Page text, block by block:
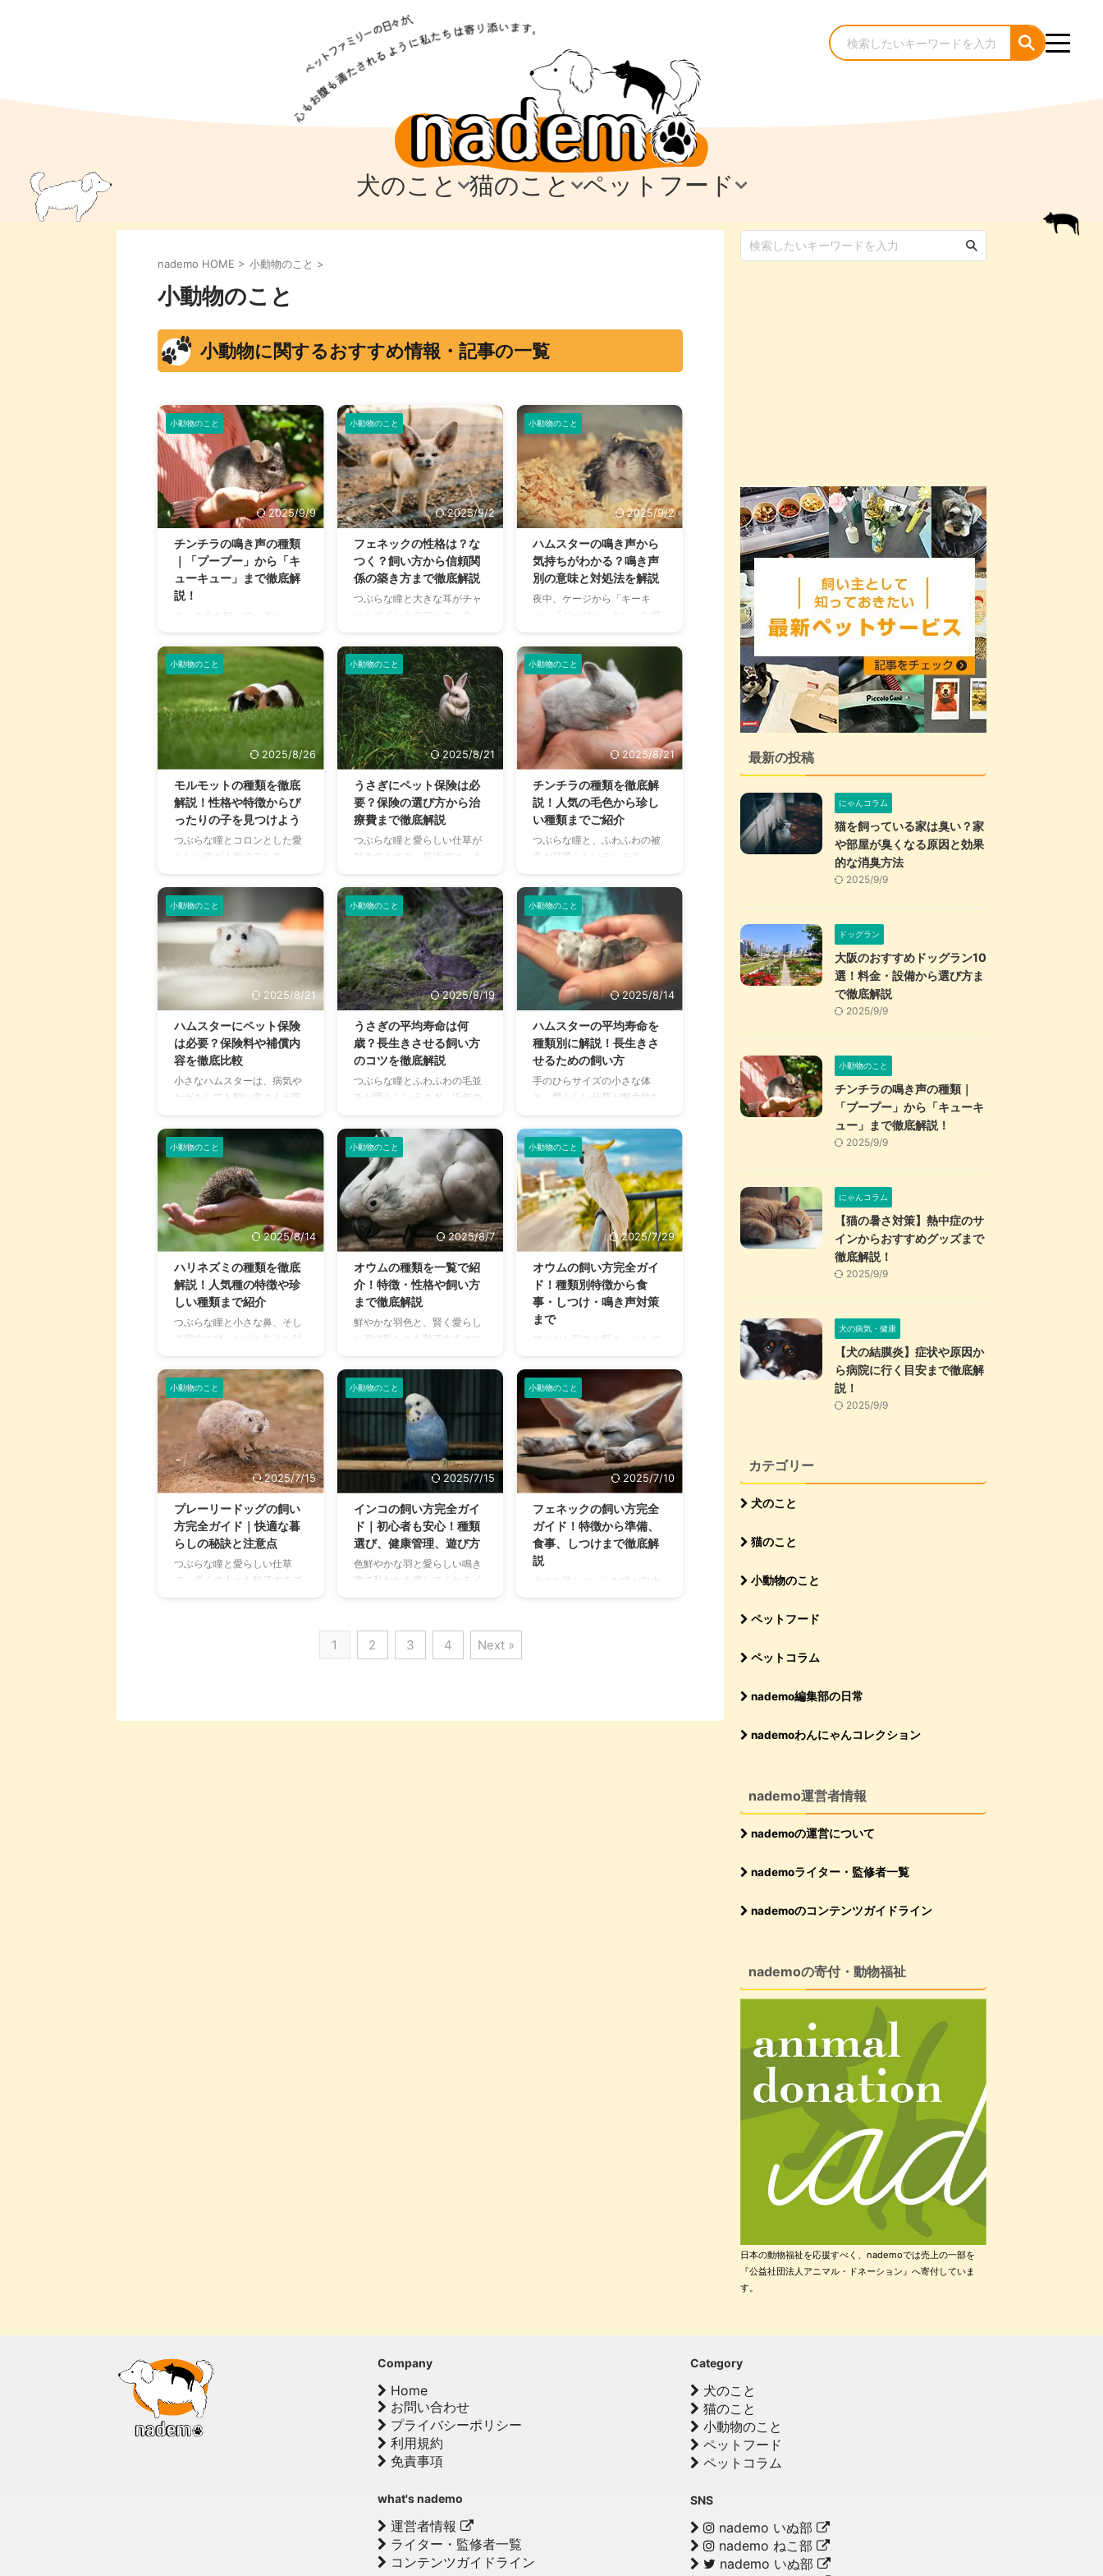
犬のこと
犬のこと
犬のケア・お手入れ
犬のしつけ
犬のアイテム
猫のこと
猫のこと
猫のケア・お手入れ
猫のしつけ
猫のアイテム
ペットフード
ペットフード
nademo HOME > 小動物のこと >
小動物のこと
小動物に関するおすすめ情報・記事の一覧
小動物のこと
2025/9/9
チンチラの鳴き声の種類
｜「プープー」から「キ
ューキュー」まで徹底解
説！
チンチラを飼っていると、
「プープー」「キューキュ
ー」など、さまざまな鳴き声
が聞こえてくることがありま
すよね。 チンチラは犬や猫の
ように鳴き声で感情を表現す
るため、その鳴き声の意味を
理解することは、愛チンチラ
との関係を深める上で非常に
ンチラの代表的な鳴き声の種
類とその意味を詳しく解説し
ます。 さらに、鳴き声からわ
かるストレスや病気のサイ
ン、チンチラが鳴く理由を理
の記事を読んで、愛チンチラ
の気持ちをもっと理解し、よ
り良いコミュニ ...
小動物のこと
2025/9/2
フェネックの性格は？な
つく？飼い方から信頼関
係の築き方まで徹底解説
つぶらな瞳と大きな耳がチャ
ームポイントのフェネック。
その愛らしい見た目に魅了さ
れ、「飼ってみたい！」と思
う方も多いのではないでしょ
うか。 しかし、フェネックは
イヌやネコとは異なる独特な
性格を持つため、安易に飼い
始めると「こんなはずじゃな
かった…」と後悔する飼い主
さんも少なくありません。 こ
の記事では、フェネックの性
格や生態を深く掘り下げ、飼
い主さんとフェネックが幸せ
に暮らすための関係構築方法
を詳しく解説します。 彼らの
ーとして迎え入れるための参
考にしてく ...
小動物のこと
2025/9/2
ハムスターの鳴き声から
気持ちがわかる？鳴き声
別の意味と対処法を解説
夜中、ケージから「キーキ
ー」「ジージー」といった鳴
き声が聞こえてきて、「何か
あったのかな？」と心配にな
ったことはありませんか？ ハ
ムスターは、犬や猫のように
感情を表現することが少ない
ため、どんな鳴き声にも不安
になってしまうかもしれませ
ん。しかし、ハムスターの鳴
き声には、感情や気持ちが込
められています。 この記事で
は、ハムスターが発する鳴き
声の種類とその意味、そして
鳴き声がうるさい時の対処法
について解説します。 この記
声の種類によって意味が異な
る 「キー ...
小動物のこと
2025/8/26
モルモットの種類を徹底
解説！性格や特徴からぴ
ったりの子を見つけよう
つぶらな瞳とコロンとした愛
らしい姿が人気のモルモッ
ト。「モルモット」と一言で
言っても、実はさまざまな品
種がいることをご存知でしょ
うか。 毛の長さや色、毛並
み、そして性格も品種によっ
てさまざまです。どの品種を
家族に迎えるか迷っている方
や、すでにモルモットを飼っ
ている方も、この記事を読め
ば新しい発見があるかもしれ
ません。 この記事では、モル
モットの主な品種を、それぞ
れの特徴や飼育のコツと共に
詳しくご紹介します。 この記
の長さや毛並みで異なるさま
ざまな品種が存在する 短毛種
は飼育が容 ...
小動物のこと
2025/8/21
うさぎにペット保険は必
要？保険の選び方から治
療費まで徹底解説
つぶらな瞳と愛らしい仕草が
魅力のうさぎ。最近では、犬
や猫に次ぐ人気のペットとし
て、多くの家庭で愛されてい
ます。 しかし、「もしもうさ
ぎが病気やケガをしてしまっ
たら…」と不安に感じる方も
いるのではないでしょうか。
うさぎは、体調を崩しても気
づきにくい動物であり、いざ
という時に高額な治療費がか
かることも少なくありませ
ん。 この記事では、そんな
「もしも」の時に備えるペッ
ト保険について、必要性から
選び方、メリット・デメリッ
事例まで、飼い主さんが知っ
ておくべき情報を網羅的に解
説します。 こ ...
小動物のこと
2025/8/21
チンチラの種類を徹底解
説！人気の毛色から珍し
い種類までご紹介
つぶらな瞳と、ふわふわの被
毛が可愛らしいチンチラ。
「小動物を飼いたいけど、ど
んな種類がいるんだろう？」
と思っている方もいるのでは
ないでしょうか。チンチラ
は、毛色や被毛の質によって
さまざまな種類がおり、それ
ぞれに異なる魅力を持ってい
ます。 この記事では、スタン
ダードなチンチラから、人気
の高い種類、そして希少な毛
色のチンチラまで、それぞれ
の特徴や性格、飼育のポイン
トを詳しくご紹介します。 こ
れからチンチラを家族として
はもちろん、すでに一緒に暮
らしている方も、愛チンチラ
の新しい一面を発 ...
小動物のこと
2025/8/21
ハムスターにペット保険
は必要？保険料や補償内
容を徹底比較
小さなハムスターは、病気や
ケガをしても飼い主さんが気
づきにくいことが多く、いざ
動物病院に連れて行くと高額
な診療費に驚くことも少なく
ありません。 しかし、犬や猫
と比べてハムスターのペット
保険は種類が少なく、「本当
に必要なの？」「どれを選べ
ば良いの？」と悩む方も多い
のではないでしょうか。 この
記事では、ハムスターを飼う
上で知っておきたい平均的な
治療費や、ペット保険の必要
性、そしてあなたの大切な家
族を守るためのおすすめのペ
ムスターは高額な治療費がか
かる場合 ...
小動物のこと
2025/8/19
うさぎの平均寿命は何
歳？長生きさせる飼い方
のコツを徹底解説
つぶらな瞳とふわふわの毛並
みが愛らしいうさぎ。近年の
住宅事情から、マンションな
どでも飼いやすいペットとし
て人気が高まっています。 し
かし、「うさぎってどれくら
い生きるの？」「できるだけ
長生きさせてあげたいけど、
どうすればいい？」と疑問に
思う方も多いのではないでし
ょうか。 この記事では、うさ
ぎの平均寿命から、健康管理
のポイント、食事、飼育環
境、かかりやすい病気、そし
て老化のサインまで、うさぎ
と長く幸せに暮らすための秘
5～10歳だが、ギネス記録は
18歳と ...
小動物のこと
2025/8/14
ハムスターの平均寿命を
種類別に解説！長生きさ
せるための飼い方
手のひらサイズの小さな体
と、愛らしい仕草が魅力的な
ハムスター。人間よりも短い
時間を懸命に生きる彼らと、
少しでも長く一緒にいたいと
願うのは、飼い主さん共通の
思いではないでしょうか。 ハ
ムスターの寿命は種類や個体
によって異なりますが、彼ら
の健康を管理し、快適な環境
を整えてあげることで、寿命
を延ばせる可能性がありま
す。 この記事では、ハムスタ
ーの平均寿命を種類別に解説
し、少しでも長生きさせるた
めの飼い方のコツや、老化の
ムスターを飼い始めたばかり
の方も、すでに ...
小動物のこと
2025/8/14
ハリネズミの種類を徹底
解説！人気種の特徴や珍
しい種類まで紹介
つぶらな瞳と小さな鼻、そし
て背中にびっしりと生えた針
が可愛らしいハリネズミ。
「いつかハリネズミを飼って
みたい！」と憧れている方も
多いのではないでしょうか。
しかし、いざハリネズミを飼
おうと思っても、どんな種類
がいるのか、それぞれの性格
や特徴が分からず、迷ってし
まうかもしれません。 ハリネ
ズミは、見た目が同じように
見えても、実はたくさんの種
類が存在します。ペットとし
て飼われているのはごく一部
ですが、色や模様だけでもバ
小動物のこと
2025/8/7
オウムの種類を一覧で紹
介！特徴・性格や飼い方
まで徹底解説
鮮やかな羽色と、賢く愛らし
い姿で私たちを魅了するオウ
ム。オウムは人懐っこく、中
には人間の言葉を真似るのが
得意な種類もいます。「オウ
ムを家族に迎えたい」と憧れ
を抱いている方も多いのでは
ないでしょうか。 しかし、ひ
とくちにオウムといっても、
その種類は多岐にわたり、そ
れぞれ性格や飼いやすさ、寿
命、鳴き声の大きさなどが大
きく異なります。安易に見た
目の可愛さだけで選んでしま
うと、飼育を続けるのが難し
くなってしまう可能性もゼロ
徴や性格、飼 ...
小動物のこと
2025/7/29
オウムの飼い方完全ガイ
ド！種類別特徴から食
事・しつけ・鳴き声対策
まで
鮮やかな羽色と賢さ、そして
個性豊かな性格で私たちを魅
了するオウム。「飼ってみた
いけれど、どんなことに気を
つけたらいいんだろう？」
「鳴き声が心配」「長生きさ
せるにはどうしたら？」とい
った疑問を抱えている方も多
いのではないでしょうか。 オ
ウムとの暮らしは、単に鳥を
飼うというよりも、まるで人
間の子どもを育てるような奥
深さがあります。彼らは非常
に賢く、感情豊かで、飼い主
との深い絆を求めます。 この
小動物のこと
2025/7/15
プレーリードッグの飼い
方完全ガイド｜快適な暮
らしの秘訣と注意点
つぶらな瞳と愛らしい仕草
で、多くの人々を魅了するプ
レーリードッグ。まるでぬい
小動物のこと
2025/7/15
インコの飼い方完全ガイ
ド｜初心者も安心！種類
選び、健康管理、遊び方
色鮮やかな羽と愛らしい鳴き
声で私たちを癒してくれるイ
ンコ。手乗りにすれば、おし
えたりと、その豊かな表情と
仕草は、まさに小さな家族の
一員となるでしょう。 しか
小動物のこと
2025/7/10
フェネックの飼い方完全
ガイド！特徴から準備、
食事、しつけまで徹底解
説
大きな耳とつぶらな瞳が魅力
的なフェネック。「いつかフ
1 2 3 4 Next »
最新の投稿
にゃんコラム
猫を飼っている家は臭い？家
や部屋が臭くなる原因と効果
的な消臭方法
2025/9/9
ドッグラン
大阪のおすすめドッグラン10
選！料金・設備から選び方ま
で徹底解説
2025/9/9
小動物のこと
チンチラの鳴き声の種類｜
「プープー」から「キューキ
ュー」まで徹底解説！
2025/9/9
にゃんコラム
【猫の暑さ対策】熱中症のサ
インからおすすめグッズまで
徹底解説！
2025/9/9
犬の病気・健康
【犬の結膜炎】症状や原因か
ら病院に行く目安まで徹底解
説！
2025/9/9
カテゴリー
犬のこと
猫のこと
小動物のこと
ペットフード
ペットコラム
nademo編集部の日常
nademoわんにゃんコレクション
nademo運営者情報
nademoの運営について
nademoライター・監修者一覧
nademoのコンテンツガイドライン
nademoの寄付・動物福祉
日本の動物福祉を応援すべく、nademoでは売上の一部を
『公益社団法人アニマル・ドネーション』へ寄付していま
す。
Company
Home
お問い合わせ
プライバシーポリシー
利用規約
免責事項
what's nademo
運営者情報
ライター・監修者一覧
コンテンツガイドライン
Category
犬のこと
猫のこと
小動物のこと
ペットフード
ペットコラム
SNS
nademo いぬ部
nademo ねこ部
nademo いぬ部